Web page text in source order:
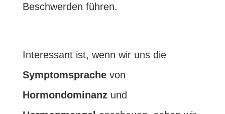
Beschwerden führen.
Interessant ist, wenn wir uns die
Symptomsprachevon
Hormondominanzund